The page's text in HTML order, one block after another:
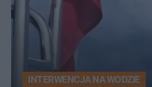
INTERWENCJA NA WODZIE